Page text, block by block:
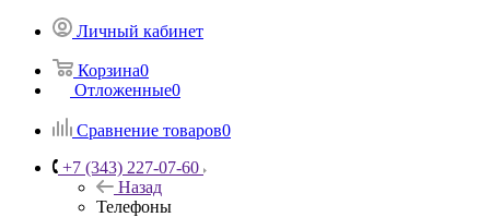
Личный кабинет
Корзина0
Отложенные0
Сравнение товаров0
+7 (343) 227-07-60
Назад
Телефоны